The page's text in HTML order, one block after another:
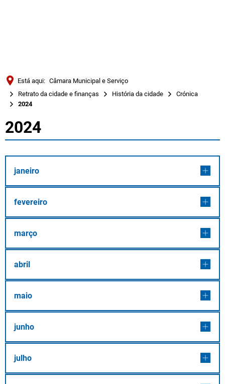
Deutsch
Está aqui: Câmara Municipal e Serviço
Retrato da cidade e finanças
História da cidade
Crónica
2024
2024
2024
janeiro
fevereiro
março
abril
maio
junho
julho